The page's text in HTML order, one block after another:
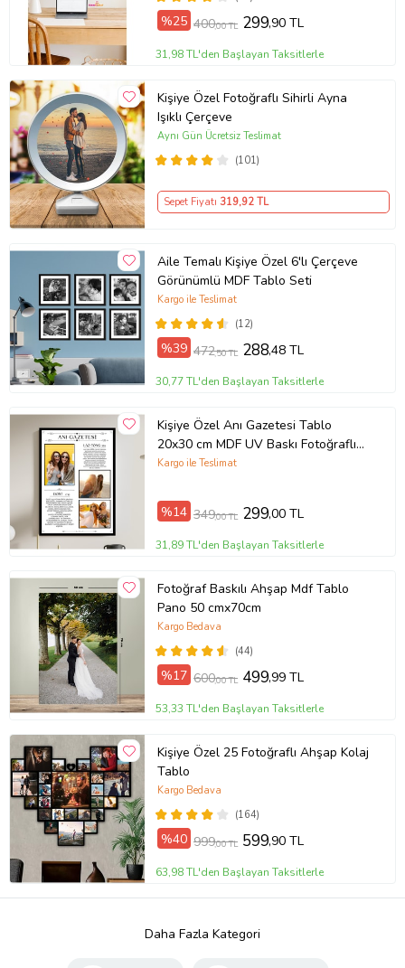
%25 400,00 TL 299,90 TL
31,98 TL'den Başlayan Taksitlerle
Kişiye Özel Fotoğraflı Sihirli Ayna
Işıklı Çerçeve
(101)
Aynı Gün Ücretsiz Teslimat
Sepet Fiyatı 319,92 TL
Aile Temalı Kişiye Özel 6'lı Çerçeve
Görünümlü MDF Tablo Seti
(12)
Kargo ile Teslimat
%39 472,50 TL 288,48 TL
30,77 TL'den Başlayan Taksitlerle
Kişiye Özel Anı Gazetesi Tablo
20x30 cm MDF UV Baskı Fotoğraflı
Dostluk Hatıra Tablosu
Kargo ile Teslimat
%14 349,00 TL 299,00 TL
31,89 TL'den Başlayan Taksitlerle
Fotoğraf Baskılı Ahşap Mdf Tablo
Pano 50 cmx70cm
(44)
Kargo Bedava
%17 600,00 TL 499,99 TL
53,33 TL'den Başlayan Taksitlerle
Kişiye Özel 25 Fotoğraflı Ahşap Kolaj
Tablo
(164)
Kargo Bedava
%40 999,00 TL 599,90 TL
63,98 TL'den Başlayan Taksitlerle
Daha Fazla Kategori